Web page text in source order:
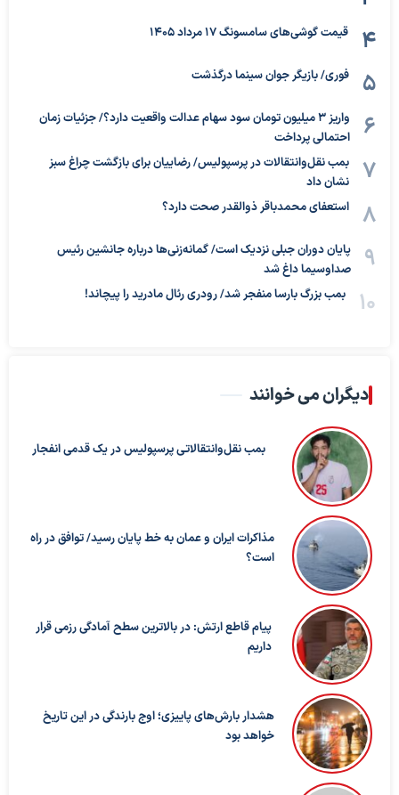
قیمت گوشی‌های سامسونگ 17 مرداد 1405
فوری/ بازیگر جوان سینما درگذشت
واریز ۳ میلیون تومان سود سهام عدالت واقعیت دارد؟/ جزئیات زمان
احتمالی پرداخت
بمب نقل‌وانتقالات در پرسپولیس/ رضاییان برای بازگشت چراغ سبز
نشان داد
استعفای محمدباقر ذوالقدر صحت دارد؟
پایان دوران جبلی نزدیک است/ گمانه‌زنی‌ها درباره جانشین رئیس
صداوسیما داغ شد
بمب بزرگ بارسا منفجر شد/ رودری رئال مادرید را پیچاند!
دیگران می خوانند
بمب نقل‌وانتقالاتی پرسپولیس در یک قدمی انفجار
مذاکرات ایران و عمان به خط پایان رسید/ توافق در راه
است؟
پیام قاطع ارتش: در بالاترین سطح آمادگی رزمی قرار
داریم
هشدار بارش‌های پاییزی؛ اوج بارندگی در این تاریخ
خواهد بود